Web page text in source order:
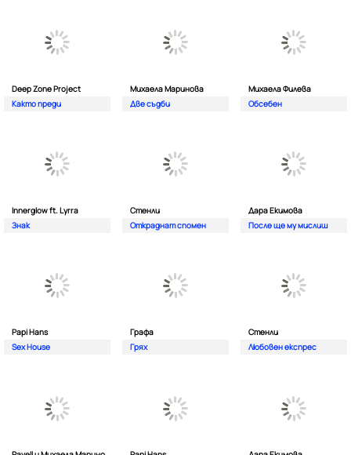
Deep Zone Project
Както преди
Михаела Маринова
Две съдби
Михаела Филева
Обсебен
Innerglow ft. Lyrra
Знак
Стенли
Откраднат спомен
Дара Екимова
После ще му мислиш
Papi Hans
Sex House
Графа
Грях
Стенли
Любовен експрес